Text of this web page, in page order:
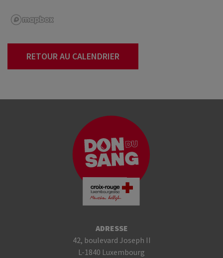
RETOUR AU CALENDRIER
ADRESSE
42, boulevard Joseph II
L-1840 Luxembourg